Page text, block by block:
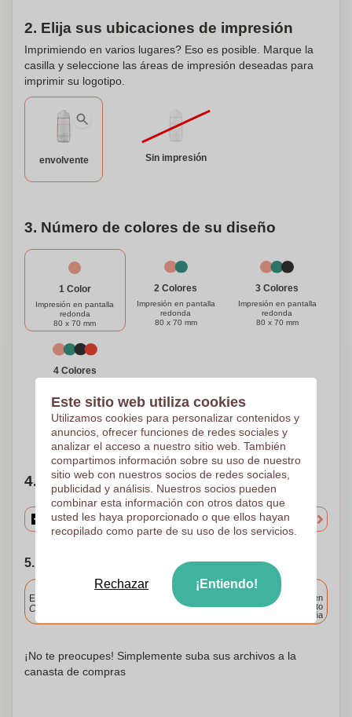
deportiva puede personalizarse, lo que la convierte en un
gran regalo o artículo promocional. Agrega tu propio
logotipo, mensaje o diseño para crear un producto
verdaderamente único y personalizado. ¡Mantente
hidratado con estilo con nuestra Botella Deportiva de Pared
Simple con Bola Mezcladora!
2. Elija sus ubicaciones de impresión
Imprimiendo en varios lugares? Eso es posible. Marque la
casilla y seleccione las áreas de impresión deseadas para
imprimir su logotipo.
envolvente Sin impresión
3. Número de colores de su diseño
1 Color
Impresión en pantalla
redonda
80 x 70 mm
2 Colores
Impresión en pantalla
redonda
80 x 70 mm
3 Colores
Impresión en pantalla
redonda
80 x 70 mm
4 Colores
redonda
80 x 70 mm
¿Necesitas ayuda?Ayúdame a elegir
4. Elige tu cantidad
5. Elija su fecha de envío
Incluido
Entrega estándar
Cargue y apruebe sus archivos antes de las 9.30 a.m.
Entrega en
cualquier punto
de España
¡No te preocupes! Simplemente suba sus archivos a la
canasta de compras
Este sitio web utiliza cookies
Utilizamos cookies para personalizar contenidos y
anuncios, ofrecer funciones de redes sociales y
analizar el acceso a nuestro sitio web. También
compartimos información sobre su uso de nuestro
sitio web con nuestros socios de redes sociales,
publicidad y análisis. Nuestros socios pueden
combinar esta información con otros datos que
usted les haya proporcionado o que ellos hayan
recopilado como parte de su uso de los servicios.
Rechazar ¡Entiendo!